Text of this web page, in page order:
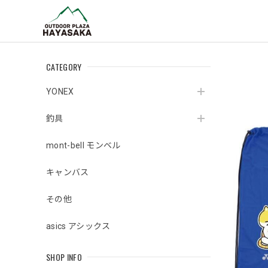
CATEGORY
YONEX
釣具
mont-bell モンベル
キャンバス
その他
asics アシックス
SHOP INFO